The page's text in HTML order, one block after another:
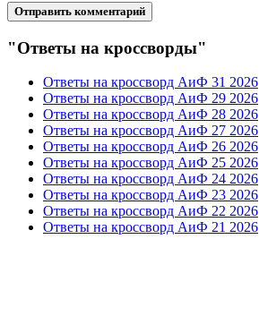
"Ответы на кроссворды"
Ответы на кроссворд АиФ 31 2026
Ответы на кроссворд АиФ 29 2026
Ответы на кроссворд АиФ 28 2026
Ответы на кроссворд АиФ 27 2026
Ответы на кроссворд АиФ 26 2026
Ответы на кроссворд АиФ 25 2026
Ответы на кроссворд АиФ 24 2026
Ответы на кроссворд АиФ 23 2026
Ответы на кроссворд АиФ 22 2026
Ответы на кроссворд АиФ 21 2026